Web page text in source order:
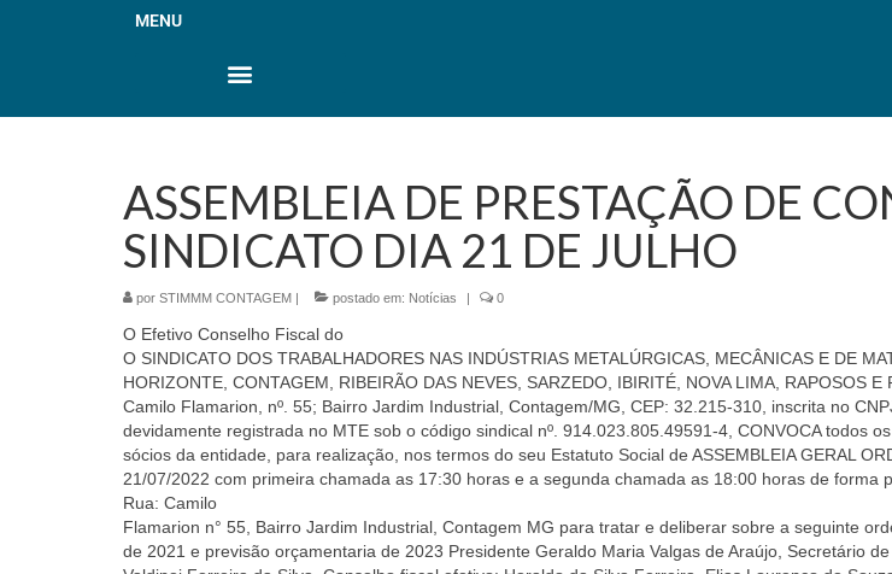
MENU
ASSEMBLEIA DE PRESTAÇÃO DE
SINDICATO DIA 21 DE JULHO
por STIMMM CONTAGEM | postado em: Notícias | 0
O Efetivo Conselho Fiscal do
O SINDICATO DOS TRABALHADORES NAS INDÚSTRIAS METALÚRGICAS, MECÂNICAS E DE
HORIZONTE, CONTAGEM, RIBEIRÃO DAS NEVES, SARZEDO, IBIRITÉ, NOVA LIMA, RAPOSOS
Camilo Flamarion, nº. 55; Bairro Jardim Industrial, Contagem/MG, CEP: 32.215-310, inscrita no
devidamente registrada no MTE sob o código sindical nº. 914.023.805.49591-4, CONVOCA todos
sócios da entidade, para realização, nos termos do seu Estatuto Social de ASSEMBLEIA GERAL
21/07/2022 com primeira chamada as 17:30 horas e a segunda chamada as 18:00 horas de forma
Rua: Camilo
Flamarion n° 55, Bairro Jardim Industrial, Contagem MG para tratar e deliberar sobre a seguinte
de 2021 e previsão orçamentaria de 2023 Presidente Geraldo Maria Valgas de Araújo, Secretário